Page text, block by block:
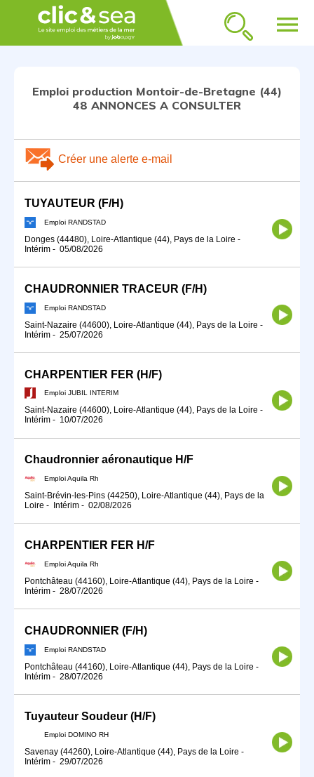
menu
Emploi production Montoir-de-Bretagne (44)
48 ANNONCES A CONSULTER
Créer une alerte e-mail
TUYAUTEUR (F/H)
Emploi RANDSTAD
Donges (44480), Loire-Atlantique (44), Pays de la Loire -
Intérim - 05/08/2026
CHAUDRONNIER TRACEUR (F/H)
Emploi RANDSTAD
Saint-Nazaire (44600), Loire-Atlantique (44), Pays de la Loire -
Intérim - 25/07/2026
CHARPENTIER FER (H/F)
Emploi JUBIL INTERIM
Saint-Nazaire (44600), Loire-Atlantique (44), Pays de la Loire -
Intérim - 10/07/2026
Chaudronnier aéronautique H/F
Emploi Aquila Rh
Saint-Brévin-les-Pins (44250), Loire-Atlantique (44), Pays de la
Loire - Intérim - 02/08/2026
CHARPENTIER FER H/F
Emploi Aquila Rh
Pontchâteau (44160), Loire-Atlantique (44), Pays de la Loire -
Intérim - 28/07/2026
CHAUDRONNIER (F/H)
Emploi RANDSTAD
Pontchâteau (44160), Loire-Atlantique (44), Pays de la Loire -
Intérim - 28/07/2026
Tuyauteur Soudeur (H/F)
Emploi DOMINO RH
Savenay (44260), Loire-Atlantique (44), Pays de la Loire -
Intérim - 29/07/2026